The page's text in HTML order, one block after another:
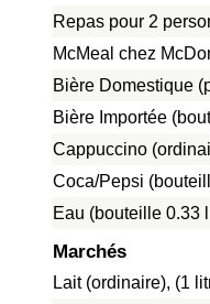
Repas pour 2
McMeal chez
Bière Domestique
Bière Importée
Cappuccino
Coca/Pepsi
Eau (bouteille 0.33
Marchés
Lait (ordinaire), (1